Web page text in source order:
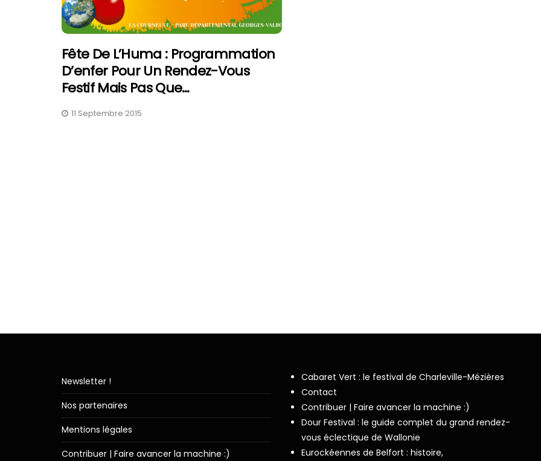
Fête De L’Huma : Programmation
D’enfer Pour Un Rendez-Vous
Festif Mais Pas Que…
11 Septembre 2015
Newsletter !
Nos partenaires
Mentions légales
Contribuer | Faire avancer la machine :)
Cabaret Vert : le festival de Charleville-Mézières
Contact
Contribuer | Faire avancer la machine :)
Dour Festival : le guide complet du grand rendez-
vous éclectique de Wallonie
Eurockéennes de Belfort : histoire,